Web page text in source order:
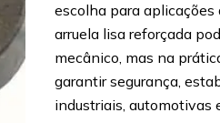
escolha para aplicações
arruela lisa reforçada
mecânico, mas na
garantir segurança,
industriais, automotivas